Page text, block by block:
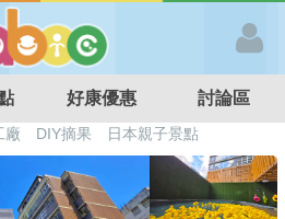
好康優惠 討論區
廠 DIY摘果
日本親子景點
北親子餐廳 溫泉泡湯SPA